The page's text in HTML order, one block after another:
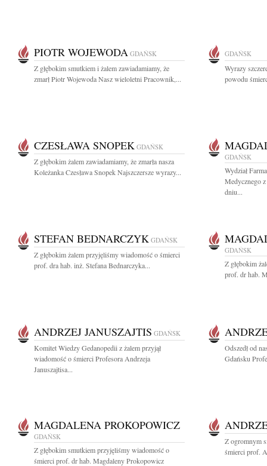
PIOTR WOJEWODA GDAŃSK
Z głębokim smutkiem i żalem zawiadamiamy, że
zmarł Piotr Wojewoda Nasz wieloletni Pracownik,...
GDAŃSK
Wyrazy
powodu
CZESŁAWA SNOPEK GDAŃSK
Z głębokim żalem zawiadamiamy, że zmarła nasza
Koleżanka Czesława Snopek Najszczersze wyrazy...
GDAŃSK
Wydział
Medycznego
dniu...
STEFAN BEDNARCZYK GDAŃSK
Z głębokim żalem przyjęliśmy wiadomość o śmierci
prof. dra hab. inż. Stefana Bednarczyka...
GDAŃSK
Z głębokim
prof. dr hab.
ANDRZEJ JANUSZAJTIS GDAŃSK
Komitet Wiedzy Gedanopedii z żalem przyjął
wiadomość o śmierci Profesora Andrzeja
Januszajtisa...
Odszedł od
Gdańsku
MAGDALENA PROKOPOWICZ
GDAŃSK
Z głębokim smutkiem przyjęliśmy wiadomość o
śmierci prof. dr hab. Magdaleny Prokopowicz
Z ogromnym
śmierci prof.